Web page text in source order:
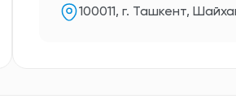
100011, г. Ташкент,